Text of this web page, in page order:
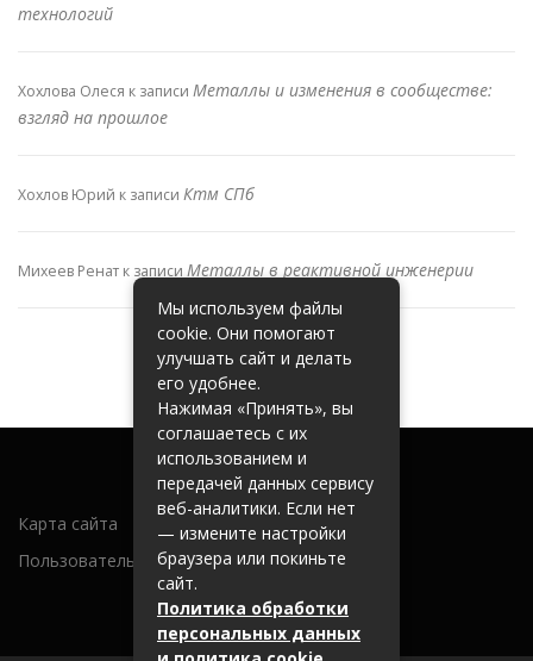
технологий
Хохлова Олеся к записи Металлы и изменения в сообществе:
взгляд на прошлое
Хохлов Юрий к записи Ктм СПб
Михеев Ренат к записи Металлы в реактивной инженерии
Карта сайта
Пользовательское соглашение
Мы используем файлы
cookie. Они помогают
улучшать сайт и делать
его удобнее.
Нажимая «Принять», вы
соглашаетесь с их
использованием и
передачей данных сервису
веб-аналитики. Если нет
— измените настройки
браузера или покиньте
сайт.
Политика обработки
персональных данных